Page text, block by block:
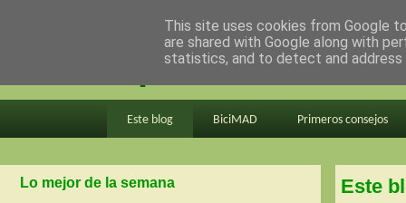
en bici por madrid
Este blog BiciMAD Primeros consejos
Este
Lo mejor de la semana
This site uses cookies from Google
are shared with Google along with
statistics, and to detect and address